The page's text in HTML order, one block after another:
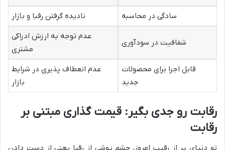
سادگی در محاسبه نادیده گرفتن رقبا و بازار
شفافیت در سودآوری
عدم توجه به ارزش ادراکی
مشتری
قابل اجرا برای محصولات
جدید
عدم انعطاف پذیری در شرایط
بازار
رقابت رو جدی بگیر: قیمت گذاری مبتنی بر
رقابت